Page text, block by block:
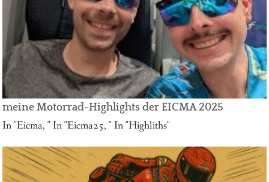
meine Motorrad-Highlights der EICMA 2025
In "Eicma, " In "Eicma25, " In "Highliths"